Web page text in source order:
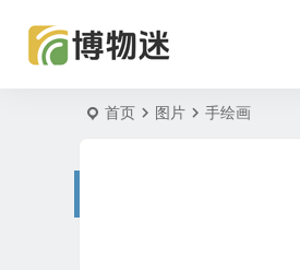
首页 图片 手绘画